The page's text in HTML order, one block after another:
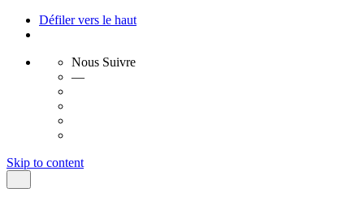
Défiler vers le haut
Nous Suivre
—
Skip to content